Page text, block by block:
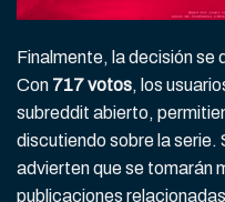
Finalmente, la decisión se
Con 717 votos, los
subreddit abierto,
discutiendo sobre la serie.
advierten que se tomarán
publicaciones